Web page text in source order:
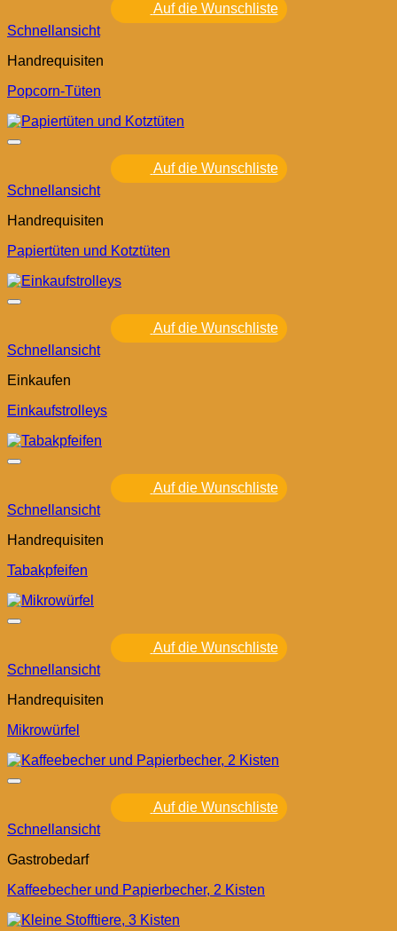
Auf die Wunschliste
Schnellansicht
Handrequisiten
Popcorn-Tüten
Auf die Wunschliste
Schnellansicht
Handrequisiten
Papiertüten und Kotztüten
Auf die Wunschliste
Schnellansicht
Einkaufen
Einkaufstrolleys
Auf die Wunschliste
Schnellansicht
Handrequisiten
Tabakpfeifen
Auf die Wunschliste
Schnellansicht
Handrequisiten
Mikrowürfel
Auf die Wunschliste
Schnellansicht
Gastrobedarf
Kaffeebecher und Papierbecher, 2 Kisten